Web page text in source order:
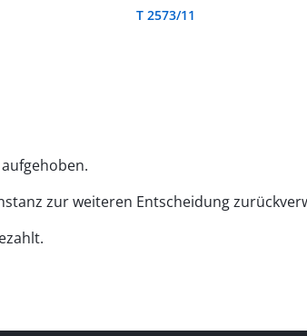
T 2573/11
zur weiteren Entscheidung